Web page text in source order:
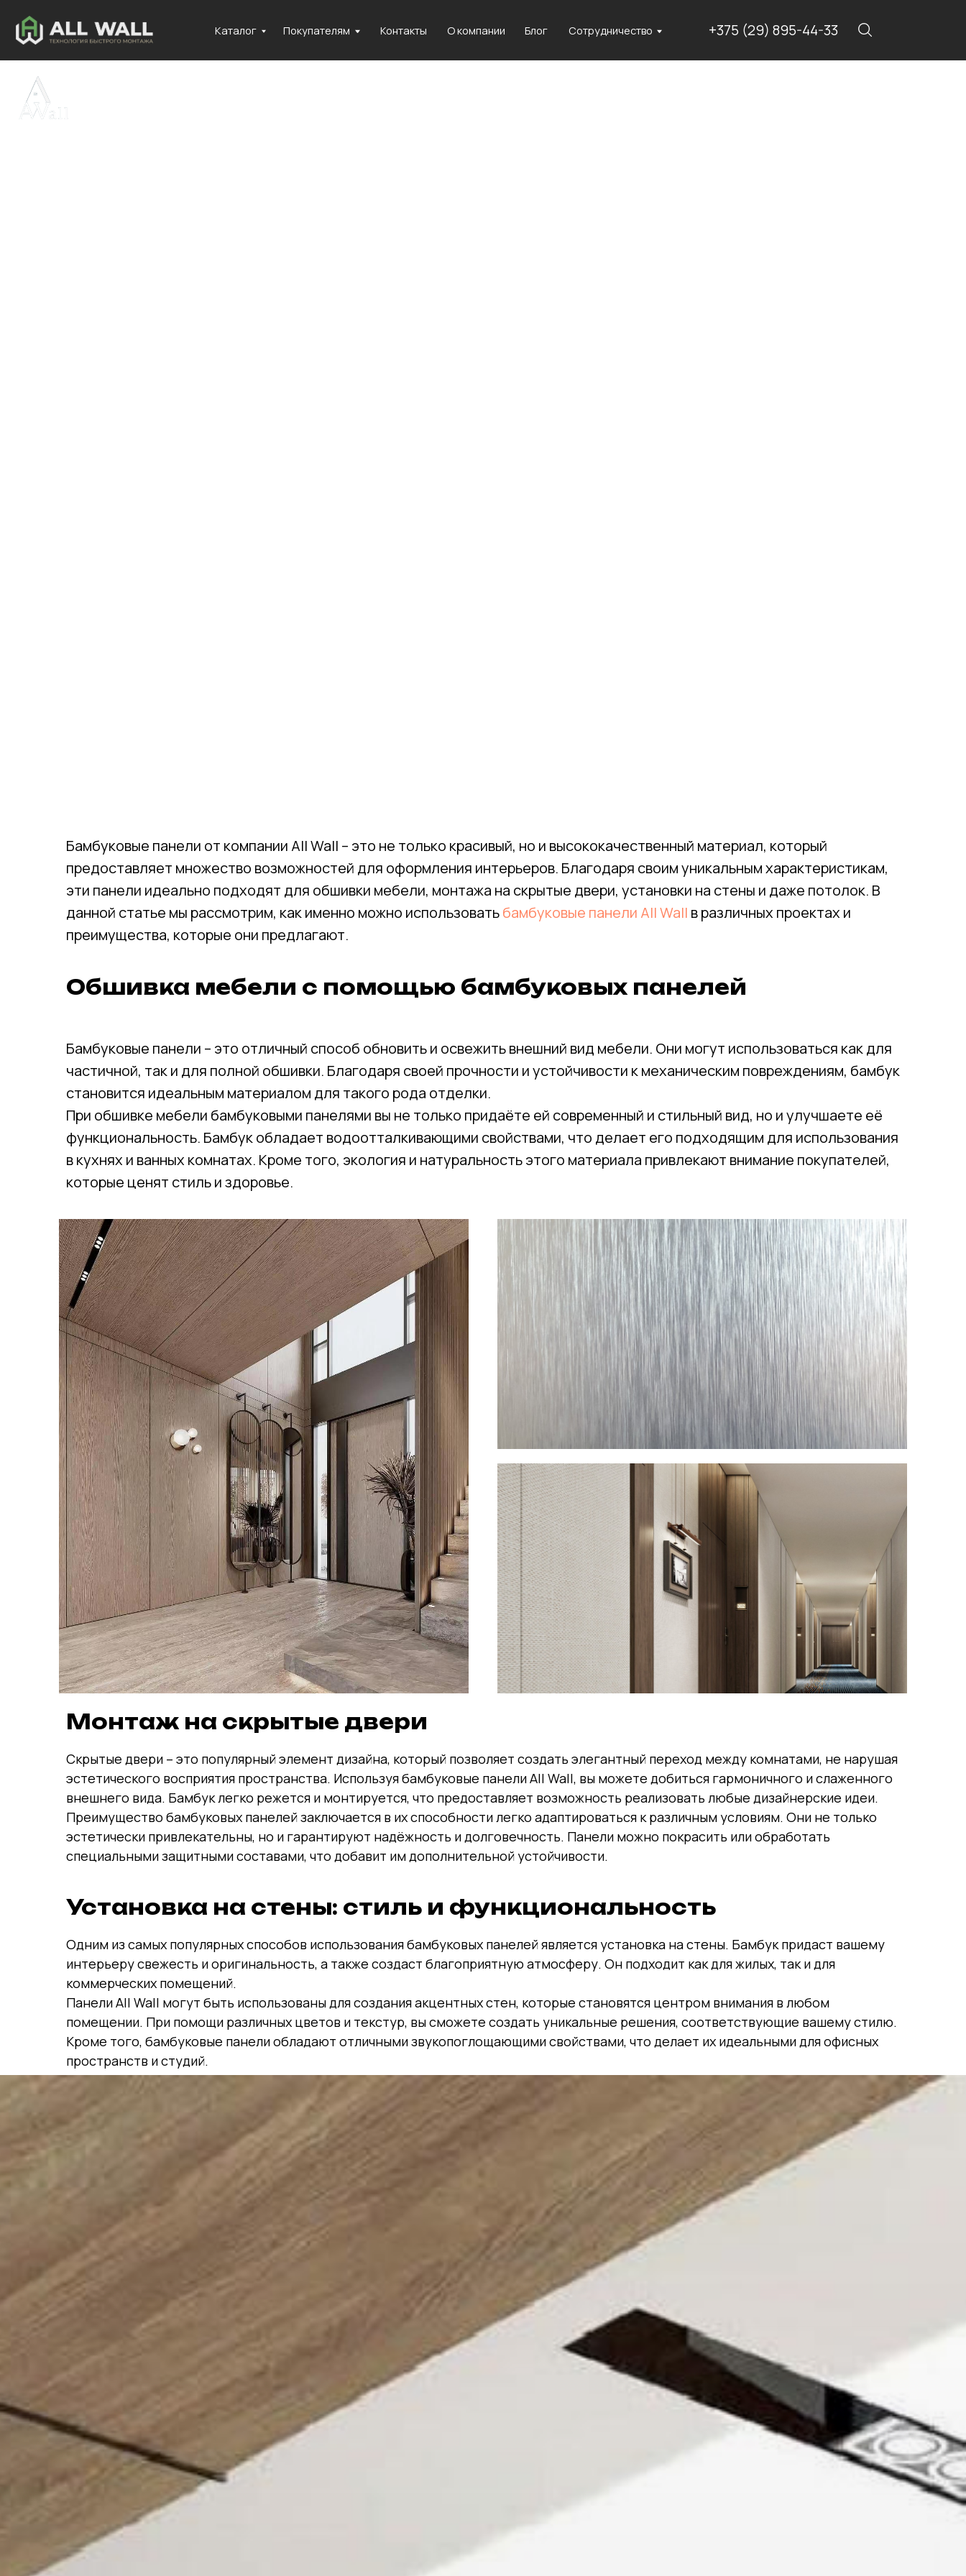
Каталог Покупателям Контакты О компании Блог Сотрудничество +375 (29) 895-44-33
Бамбуковые панели от компании All Wall – это не только красивый, но и высококачественный материал, который
предоставляет множество возможностей для оформления интерьеров. Благодаря своим уникальным характеристикам,
эти панели идеально подходят для обшивки мебели, монтажа на скрытые двери, установки на стены и даже потолок. В
данной статье мы рассмотрим, как именно можно использоватьбамбуковые панели All Wall в различных проектах и
преимущества, которые они предлагают.
Обшивка мебели с помощью бамбуковых панелей
Бамбуковые панели – это отличный способ обновить и освежить внешний вид мебели. Они могут использоваться как для
частичной, так и для полной обшивки. Благодаря своей прочности и устойчивости к механическим повреждениям, бамбук
становится идеальным материалом для такого рода отделки.
При обшивке мебели бамбуковыми панелями вы не только придаёте ей современный и стильный вид, но и улучшаете её
функциональность. Бамбук обладает водоотталкивающими свойствами, что делает его подходящим для использования
в кухнях и ванных комнатах. Кроме того, экология и натуральность этого материала привлекают внимание покупателей,
которые ценят стиль и здоровье.
Монтаж на скрытые двери
Скрытые двери – это популярный элемент дизайна, который позволяет создать элегантный переход между комнатами, не нарушая
эстетического восприятия пространства. Используя бамбуковые панели All Wall, вы можете добиться гармоничного и слаженного
внешнего вида. Бамбук легко режется и монтируется, что предоставляет возможность реализовать любые дизайнерские идеи.
Преимущество бамбуковых панелей заключается в их способности легко адаптироваться к различным условиям. Они не только
эстетически привлекательны, но и гарантируют надёжность и долговечность. Панели можно покрасить или обработать
специальными защитными составами, что добавит им дополнительной устойчивости.
Установка на стены: стиль и функциональность
Одним из самых популярных способов использования бамбуковых панелей является установка на стены. Бамбук придаст вашему
интерьеру свежесть и оригинальность, а также создаст благоприятную атмосферу. Он подходит как для жилых, так и для
коммерческих помещений.
Панели All Wall могут быть использованы для создания акцентных стен, которые становятся центром внимания в любом
помещении. При помощи различных цветов и текстур, вы сможете создать уникальные решения, соответствующие вашему стилю.
Кроме того, бамбуковые панели обладают отличными звукопоглощающими свойствами, что делает их идеальными для офисных
пространств и студий.